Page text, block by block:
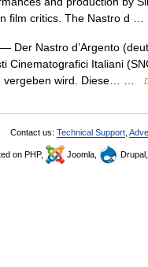
film critics. The Nastro d …
— Der Nastro d’Argento
Cinematografici Italiani
vergeben wird. Diese… …
Contact us: Technical Support
on PHP, Joomla, Drupal,